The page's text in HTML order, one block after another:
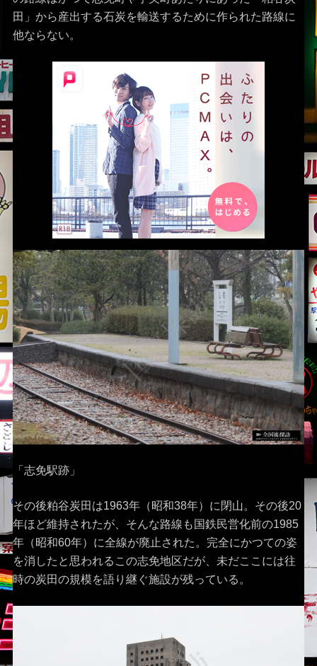
田」から産出する石炭を輸送するために作られた路線に
他ならない。
「志免駅跡」
その後粕谷炭田は1963年（昭和38年）に閉山。その後20
年ほど維持されたが、そんな路線も国鉄民営化前の1985
年（昭和60年）に全線が廃止された。完全にかつての姿
を消したと思われるこの志免地区だが、未だここには往
時の炭田の規模を語り継ぐ施設が残っている。